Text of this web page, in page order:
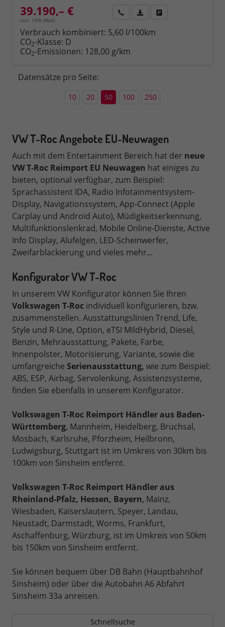
39.190,– €
incl. 19% MwSt.
Rückruf PDF-Datei, Fahrzeugexposé
Verbrauch kombiniert: 5,60 l/100km
CO2-Klasse: D
CO2-Emissionen: 128,00 g/km
Datensätze pro Seite:
10 20 50 100 250
VW T-Roc Angebote EU-Neuwagen
Auch mit dem Entertainment Bereich hat der neue
VW T-Roc Reimport EU Neuwagen hat einiges zu
bieten, optional verfügbar, zum Beispiel:
Sprachassistent IDA, Radio Infotainmentsystem-
Display, Navigationssystem, App-Connect (Apple
Carplay und Android Auto), Müdigkeitserkennung,
Multifunktionslenkrad, Mobile Online-Dienste, Active
Info Display, Alufelgen, LED-Scheinwerfer,
Zweifarblackierung und vieles mehr...
Konfigurator VWT-Roc
In unserem VW Konfigurator können Sie Ihren
Volkswagen T-Roc individuell konfigurieren, bzw.
zusammenstellen. Ausstattungslinien Trend, Life,
Style und R-Line, Option, eTSI MildHybrid, Diesel,
Benzin, Mehrausstattung, Pakete, Farbe,
Innenpolster, Motorisierung, Variante, sowie die
umfangreiche Serienausstattung, wie zum Beispiel:
ABS, ESP, Airbag, Servolenkung, Assistenzsysteme,
finden Sie ebenfalls in unserem Konfigurator.
Volkswagen T-Roc Reimport Händler aus Baden-
Württemberg, Mannheim, Heidelberg, Bruchsal,
Mosbach, Karlsruhe, Pforzheim, Heilbronn,
Ludwigsburg, Stuttgart ist im Umkreis von 30km bis
100km von Sinsheim entfernt.
Volkswagen T-Roc Reimport Händler aus
Rheinland-Pfalz, Hessen, Bayern, Mainz,
Wiesbaden, Kaiserslautern, Speyer, Landau,
Neustadt, Darmstadt, Worms, Frankfurt,
Aschaffenburg, Würzburg, ist im Umkreis von 50km
bis 150km von Sinsheim entfernt.
Sie können bequem über DB Bahn (Hauptbahnhof
Sinsheim) oder über die Autobahn A6 Abfahrt
Sinsheim 33a anreisen.
Schnellsuche